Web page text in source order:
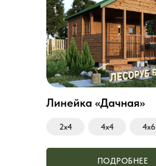
Линейка «Дачная»
4х6
4х4
2х4
ПОДРОБНЕЕ